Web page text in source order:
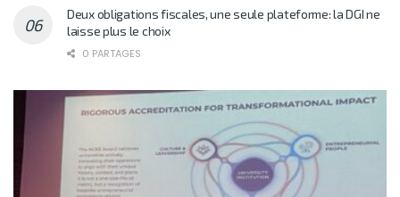
Deux obligations fiscales, une seule plateforme: la DGI ne
laisse plus le choix
0 PARTAGES